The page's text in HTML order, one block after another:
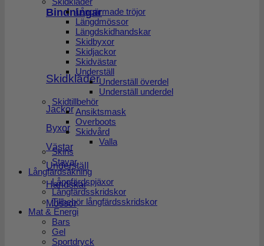
Bindningar
Skidkläder
Jackor
Byxor
Västar
Underställ
Handskar
Mössor
Långärmade tröjor
Längdmössor
Längdskidhandskar
Skidbyxor
Skidjackor
Skidvästar
Underställ
Underställ överdel
Underställ underdel
Skidtillbehör
Ansiktsmask
Overboots
Skidvård
Valla
Skins
Stavar
Långfärdsåkning
Långfärdspjäxor
Långfärdsskridskor
Tillbehör långfärdsskridskor
Mat & Energi
Bars
Gel
Sportdryck